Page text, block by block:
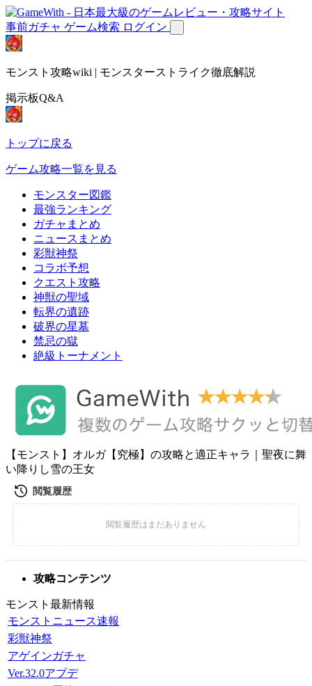
事前ガチャ ゲーム検索 ログイン
モンスト攻略wiki | モンスターストライク徹底解説
掲示板Q&A
トップに戻る
ゲーム攻略一覧を見る
モンスター図鑑
最強ランキング
ガチャまとめ
ニュースまとめ
彩獣神祭
コラボ予想
クエスト攻略
神獣の聖域
転界の遺跡
破界の星墓
禁忌の獄
絶級トーナメント
【モンスト】オルガ【究極】の攻略と適正キャラ｜聖夜に舞
い降りし雪の王女
攻略コンテンツ
モンスト最新情報
モンストニュース速報
彩獣神祭
アゲインガチャ
Ver.32.0アプデ